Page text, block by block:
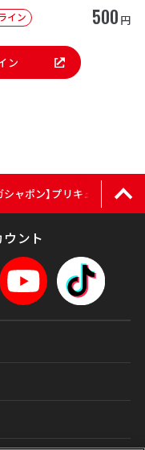
イン 500 円
ン
シャポン】プリキュアオー
ント